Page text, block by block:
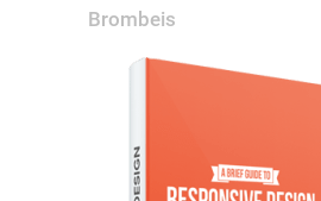
Brombeis